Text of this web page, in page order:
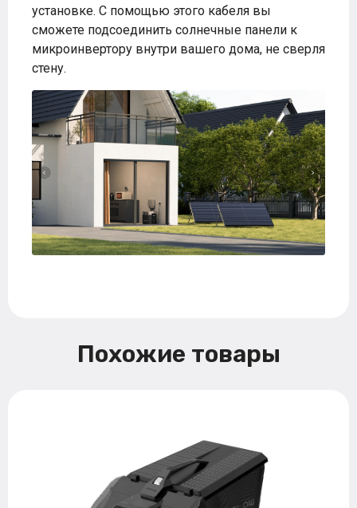
установке. С помощью этого кабеля вы
сможете подсоединить солнечные панели к
микроинвертору внутри вашего дома, не сверля
стену.
Похожие товары